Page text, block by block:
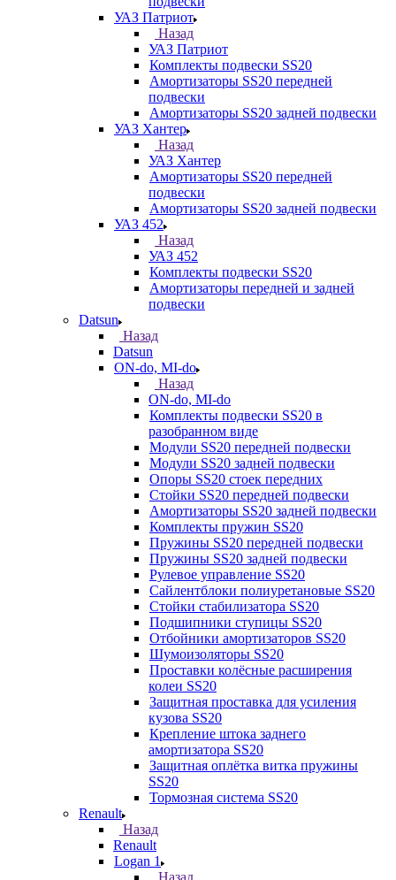
УАЗ Патриот
Назад
УАЗ Патриот
Комплекты подвески SS20
Амортизаторы SS20 передней
подвески
Амортизаторы SS20 задней подвески
УАЗ Хантер
Назад
УАЗ Хантер
Амортизаторы SS20 передней
подвески
Амортизаторы SS20 задней подвески
УАЗ 452
Назад
УАЗ 452
Комплекты подвески SS20
Амортизаторы передней и задней
подвески
Datsun
Назад
Datsun
ON-do, MI-do
Назад
ON-do, MI-do
Комплекты подвески SS20 в
разобранном виде
Модули SS20 передней подвески
Модули SS20 задней подвески
Опоры SS20 стоек передних
Стойки SS20 передней подвески
Амортизаторы SS20 задней подвески
Комплекты пружин SS20
Пружины SS20 передней подвески
Пружины SS20 задней подвески
Рулевое управление SS20
Сайлентблоки полиуретановые SS20
Стойки стабилизатора SS20
Подшипники ступицы SS20
Отбойники амортизаторов SS20
Шумоизоляторы SS20
Проставки колёсные расширения
колеи SS20
Защитная проставка для усиления
кузова SS20
Крепление штока заднего
амортизатора SS20
Защитная оплётка витка пружины
SS20
Тормозная система SS20
Renault
Назад
Renault
Logan 1
Назад